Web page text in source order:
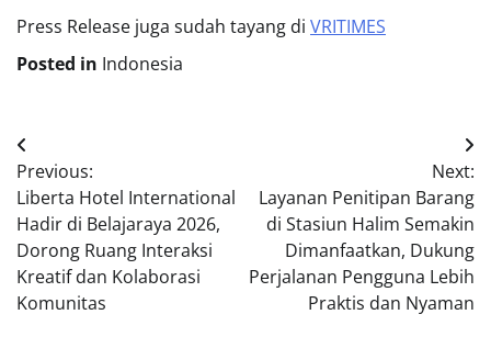
Press Release juga sudah tayang di VRITIMES
Posted in Indonesia
Post
navigation
Previous:
Liberta Hotel International
Hadir di Belajaraya 2026,
Dorong Ruang Interaksi
Kreatif dan Kolaborasi
Komunitas
Next:
Layanan Penitipan Barang
di Stasiun Halim Semakin
Dimanfaatkan, Dukung
Perjalanan Pengguna Lebih
Praktis dan Nyaman